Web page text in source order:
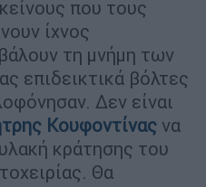
που τους
ίχνος
τη μνήμη των
επιδεικτικά βόλτες
Δεν είναι
Κουφοντίνας να
κράτησης του
Θα